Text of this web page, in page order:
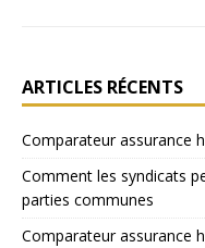
ARTICLES RÉCENTS
Comparateur assurance
Comment les syndicats
parties communes
Comparateur assurance